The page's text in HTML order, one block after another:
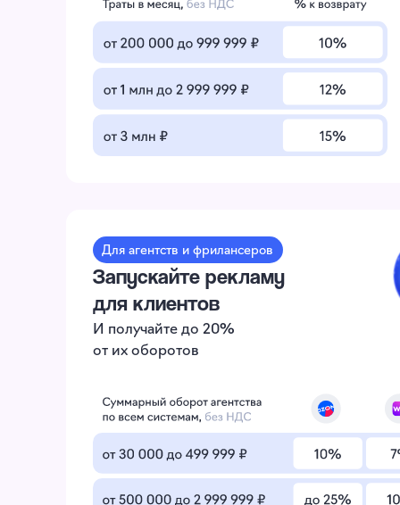
Для агентств и фрилансеров
Запускайте рекламу
для клиентов
И получайте до 20%
от их оборотов